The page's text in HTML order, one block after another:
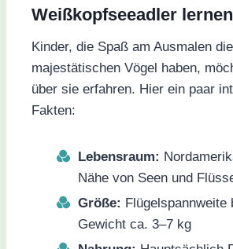
Weißkopfseeadler lernen
Kinder, die Spaß am Ausmalen
majestätischen Vögel haben,
über sie erfahren. Hier ein paar
Fakten:
Lebensraum:
Nähe von Seen und
Größe: Flügelspannweite
Gewicht ca. 3–7 kg